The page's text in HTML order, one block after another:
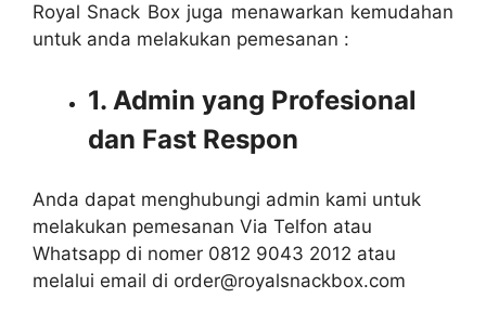
Royal Snack Box juga menawarkan kemudahan
untuk anda melakukan pemesanan :
1. Admin yang Profesional
dan Fast Respon
Anda dapat menghubungi admin kami untuk
melakukan pemesanan Via Telfon atau
Whatsapp di nomer 0812 9043 2012 atau
melalui email di order@royalsnackbox.com